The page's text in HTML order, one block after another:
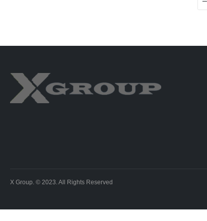
X Group. © 2023. All Rights Reserved